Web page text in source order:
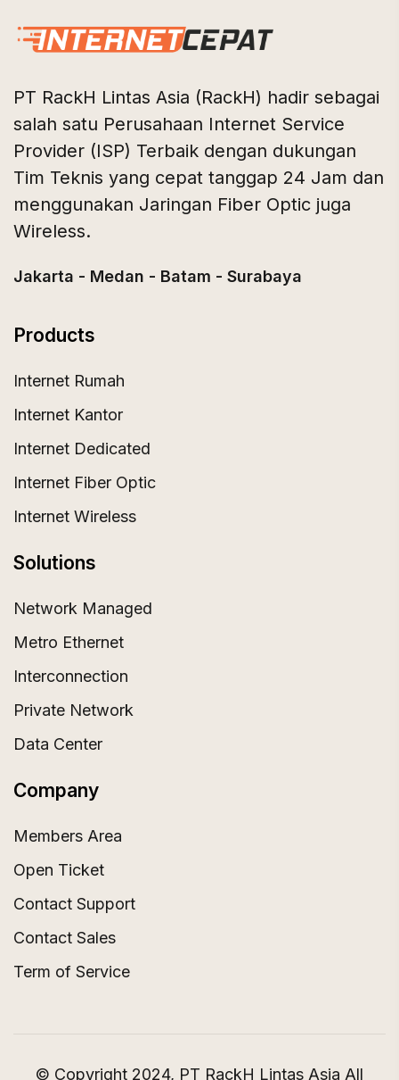
PT RackH Lintas Asia (RackH) hadir sebagai
salah satu Perusahaan Internet Service
Provider (ISP) Terbaik dengan dukungan
Tim Teknis yang cepat tanggap 24 Jam dan
menggunakan Jaringan Fiber Optic juga
Wireless.
Jakarta - Medan - Batam - Surabaya
Products
Internet Rumah
Internet Kantor
Internet Dedicated
Internet Fiber Optic
Internet Wireless
Solutions
Network Managed
Metro Ethernet
Interconnection
Private Network
Data Center
Company
Members Area
Open Ticket
Contact Support
Contact Sales
Term of Service
© Copyright 2024, PT RackH Lintas Asia All